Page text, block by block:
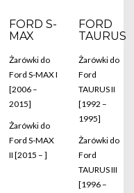
FORD S-
MAX
Żarówki do
Ford S-MAX I
[2006 –
2015]
Żarówki do
Ford S-MAX
II [2015 – ]
FORD
TAURUS
Żarówki do
Ford
TAURUS II
[1992 –
1995]
Żarówki do
Ford
TAURUS III
[1996 –